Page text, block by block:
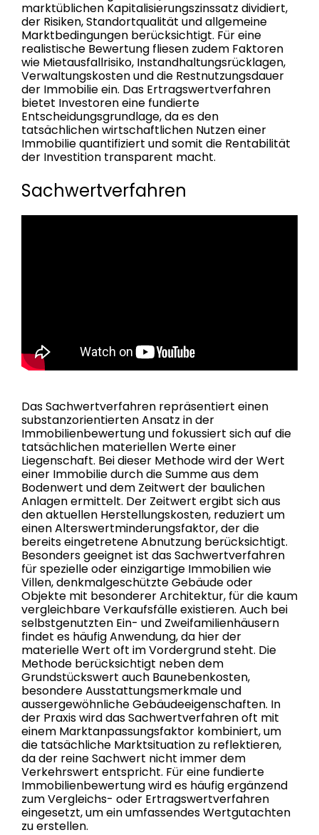
marktüblichen Kapitalisierungszinssatz dividiert,
der Risiken, Standortqualität und allgemeine
Marktbedingungen berücksichtigt. Für eine
realistische Bewertung fliesen zudem Faktoren
wie Mietausfallrisiko, Instandhaltungsrücklagen,
Verwaltungskosten und die Restnutzungsdauer
der Immobilie ein. Das Ertragswertverfahren
bietet Investoren eine fundierte
Entscheidungsgrundlage, da es den
tatsächlichen wirtschaftlichen Nutzen einer
Immobilie quantifiziert und somit die Rentabilität
der Investition transparent macht.
Sachwertverfahren
Das Sachwertverfahren repräsentiert einen
substanzorientierten Ansatz in der
Immobilienbewertung und fokussiert sich auf die
tatsächlichen materiellen Werte einer
Liegenschaft. Bei dieser Methode wird der Wert
einer Immobilie durch die Summe aus dem
Bodenwert und dem Zeitwert der baulichen
Anlagen ermittelt. Der Zeitwert ergibt sich aus
den aktuellen Herstellungskosten, reduziert um
einen Alterswertminderungsfaktor, der die
bereits eingetretene Abnutzung berücksichtigt.
Besonders geeignet ist das Sachwertverfahren
für spezielle oder einzigartige Immobilien wie
Villen, denkmalgeschützte Gebäude oder
Objekte mit besonderer Architektur, für die kaum
vergleichbare Verkaufsfälle existieren. Auch bei
selbstgenutzten Ein- und Zweifamilienhäusern
findet es häufig Anwendung, da hier der
materielle Wert oft im Vordergrund steht. Die
Methode berücksichtigt neben dem
Grundstückswert auch Baunebenkosten,
besondere Ausstattungsmerkmale und
aussergewöhnliche Gebäudeeigenschaften. In
der Praxis wird das Sachwertverfahren oft mit
einem Marktanpassungsfaktor kombiniert, um
die tatsächliche Marktsituation zu reflektieren,
da der reine Sachwert nicht immer dem
Verkehrswert entspricht. Für eine fundierte
Immobilienbewertung wird es häufig ergänzend
zum Vergleichs- oder Ertragswertverfahren
eingesetzt, um ein umfassendes Wertgutachten
zu erstellen.